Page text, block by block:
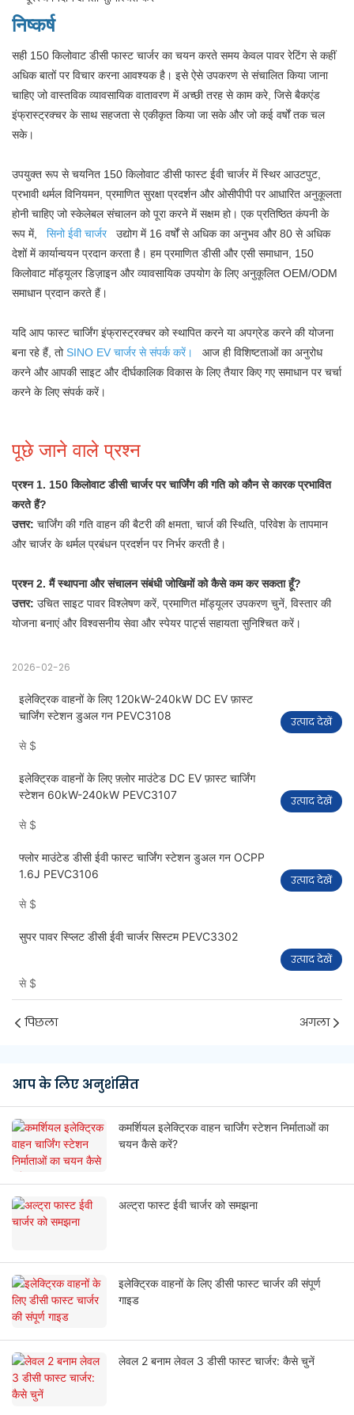
निष्कर्ष
सही 150 किलोवाट डीसी फास्ट चार्जर का चयन करते समय केवल पावर रेटिंग से कहीं
अधिक बातों पर विचार करना आवश्यक है। इसे ऐसे उपकरण से संचालित किया जाना
चाहिए जो वास्तविक व्यावसायिक वातावरण में अच्छी तरह से काम करे, जिसे बैकएंड
इंफ्रास्ट्रक्चर के साथ सहजता से एकीकृत किया जा सके और जो कई वर्षों तक चल
सके।
उपयुक्त रूप से चयनित 150 किलोवाट डीसी फास्ट ईवी चार्जर में स्थिर आउटपुट,
प्रभावी थर्मल विनियमन, प्रमाणित सुरक्षा प्रदर्शन और ओसीपीपी पर आधारित अनुकूलता
होनी चाहिए जो स्केलेबल संचालन को पूरा करने में सक्षम हो। एक प्रतिष्ठित कंपनी के
रूप में,
सिनो ईवी चार्जर
उद्योग में 16 वर्षों से अधिक का अनुभव और 80 से अधिक
देशों में कार्यान्वयन प्रदान करता है। हम प्रमाणित डीसी और एसी समाधान, 150
किलोवाट मॉड्यूलर डिज़ाइन और व्यावसायिक उपयोग के लिए अनुकूलित OEM/ODM
समाधान प्रदान करते हैं।
यदि आप फास्ट चार्जिंग इंफ्रास्ट्रक्चर को स्थापित करने या अपग्रेड करने की योजना
बना रहे हैं, तोSINO EV चार्जर से संपर्क करें।
आज ही विशिष्टताओं का अनुरोध
करने और आपकी साइट और दीर्घकालिक विकास के लिए तैयार किए गए समाधान पर चर्चा
करने के लिए संपर्क करें।
पूछे जाने वाले प्रश्न
प्रश्न 1. 150 किलोवाट डीसी चार्जर पर चार्जिंग की गति को कौन से कारक प्रभावित
करते हैं?
उत्तर: चार्जिंग की गति वाहन की बैटरी की क्षमता, चार्ज की स्थिति, परिवेश के तापमान
और चार्जर के थर्मल प्रबंधन प्रदर्शन पर निर्भर करती है।
प्रश्न 2. मैं स्थापना और संचालन संबंधी जोखिमों को कैसे कम कर सकता हूँ?
उत्तर: उचित साइट पावर विश्लेषण करें, प्रमाणित मॉड्यूलर उपकरण चुनें, विस्तार की
योजना बनाएं और विश्वसनीय सेवा और स्पेयर पार्ट्स सहायता सुनिश्चित करें।
2026-02-26
इलेक्ट्रिक वाहनों के लिए 120kW-240kW DC EV फ़ास्ट
चार्जिंग स्टेशन डुअल गन PEVC3108
से $
उत्पाद देखें
इलेक्ट्रिक वाहनों के लिए फ़्लोर माउंटेड DC EV फ़ास्ट चार्जिंग
स्टेशन 60kW-240kW PEVC3107
से $
उत्पाद देखें
फ्लोर माउंटेड डीसी ईवी फास्ट चार्जिंग स्टेशन डुअल गन OCPP
1.6J PEVC3106
से $
उत्पाद देखें
सुपर पावर स्प्लिट डीसी ईवी चार्जर सिस्टम PEVC3302
से $
उत्पाद देखें
पिछला अगला
आप के लिए अनुशंसित
कमर्शियल इलेक्ट्रिक वाहन चार्जिंग स्टेशन निर्माताओं का
चयन कैसे करें?
अल्ट्रा फास्ट ईवी चार्जर को समझना
इलेक्ट्रिक वाहनों के लिए डीसी फास्ट चार्जर की संपूर्ण
गाइड
लेवल 2 बनाम लेवल 3 डीसी फास्ट चार्जर: कैसे चुनें